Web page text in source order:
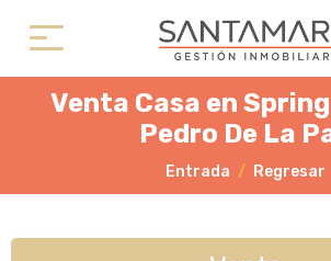
Venta Casa en
Pedro De La
Entrada Regresar